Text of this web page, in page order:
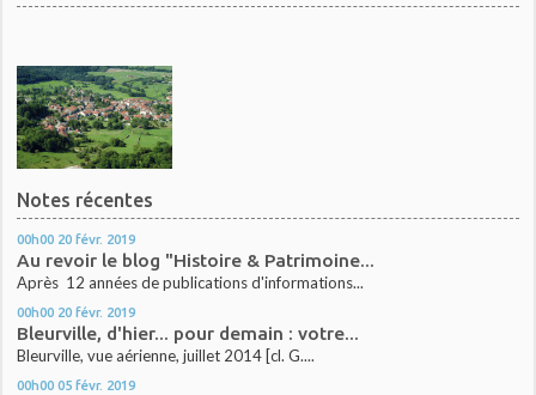
Notes récentes
00h00 20 févr. 2019
Au revoir le blog "Histoire & Patrimoine...
Après 12 années de publications d'informations...
00h00 20 févr. 2019
Bleurville, d'hier... pour demain : votre...
Bleurville, vue aérienne, juillet 2014 [cl. G....
00h00 05 févr. 2019